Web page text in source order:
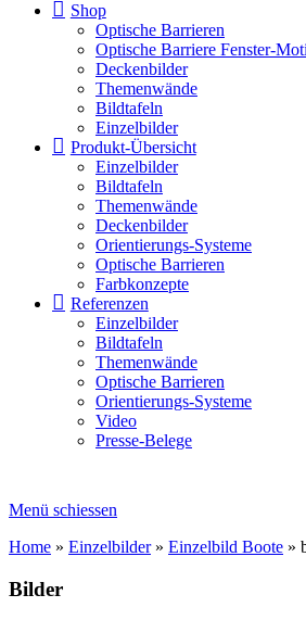
Shop
Optische Barrieren
Optische Barriere Fenster-
Deckenbilder
Themenwände
Bildtafeln
Einzelbilder
Produkt-Übersicht
Einzelbilder
Bildtafeln
Themenwände
Deckenbilder
Orientierungs-Systeme
Optische Barrieren
Farbkonzepte
Referenzen
Einzelbilder
Bildtafeln
Themenwände
Optische Barrieren
Orientierungs-Systeme
Video
Presse-Belege
Menü schiessen
Home » Einzelbilder» Einzelbild Boote »
Bilder